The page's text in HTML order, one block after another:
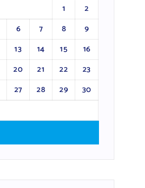
1
2
6 7 8
9
13 14 15
16
20 21 22
23
27 28 29
30